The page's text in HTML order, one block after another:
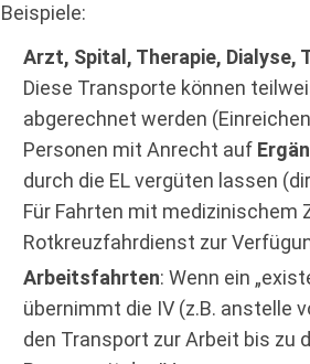
Beispiele:
Arzt, Spital, Therapie,
Diese Transporte können
abgerechnet werden
Personen mit Anrecht auf
durch die EL vergüten lassen
Für Fahrten mit medizinischem
Rotkreuzfahrdienst zur
Arbeitsfahrten: Wenn ein
übernimmt die IV (z.B. anstelle
den Transport zur Arbeit bis zu